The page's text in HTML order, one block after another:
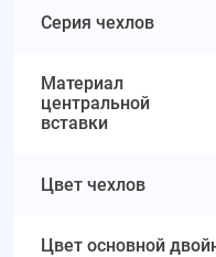
Серия чехлов
Материал
центральной
вставки
Цвет чехлов
Цвет основной